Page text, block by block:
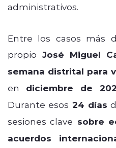
administrativos.
Entre los casos más
propio José Miguel
semana distrital para
en diciembre de
Durante esos 24 días
sesiones clave sobre
acuerdos